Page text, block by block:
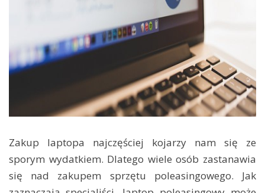
Zakup laptopa najczęściej kojarzy nam się ze
sporym wydatkiem. Dlatego wiele osób zastanawia
się nad zakupem sprzętu poleasingowego. Jak